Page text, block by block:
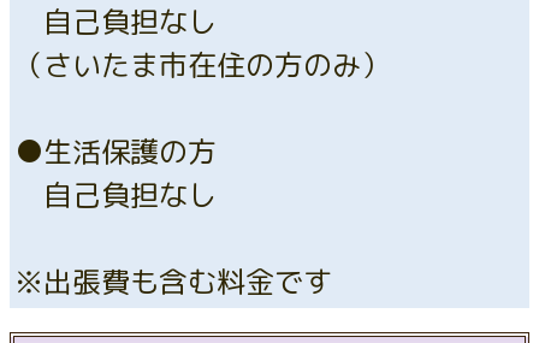
自己負担なし
（さいたま市在住の方のみ）
●生活保護の方
自己負担なし
※出張費も含む料金です